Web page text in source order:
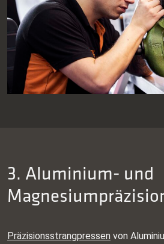
3. Aluminium- und
Präzisionsstrangpressen von